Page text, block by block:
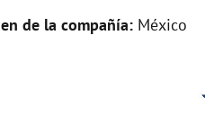
de la compañía: México